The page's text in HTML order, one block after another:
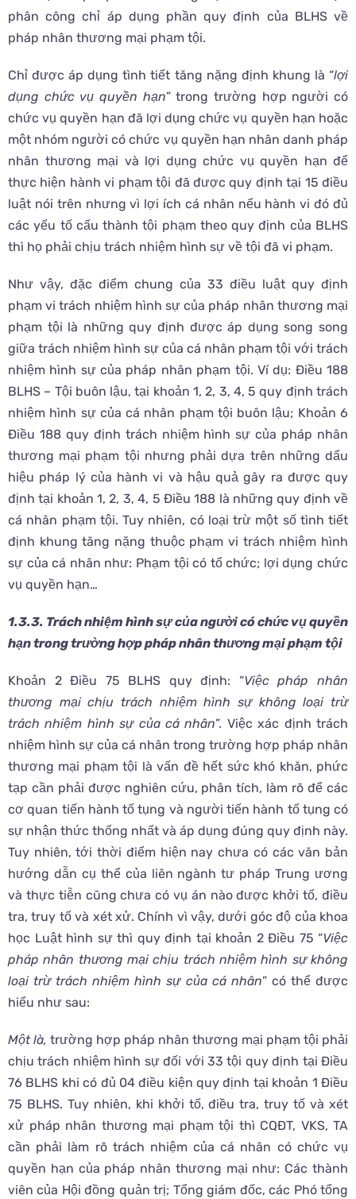
phân công chỉ áp dụng phần quy định của BLHS về
pháp nhân thương mại phạm tội.
Chỉ được áp dụng tình tiết tăng nặng định khung là “lợi
dụng chức vụ quyền hạn” trong trường hợp người có
chức vụ quyền hạn đã lợi dụng chức vụ quyền hạn hoặc
một nhóm người có chức vụ quyền hạn nhân danh pháp
nhân thương mại và lợi dụng chức vụ quyền hạn để
thực hiện hành vi phạm tội đã được quy định tại 15 điều
luật nói trên nhưng vì lợi ích cá nhân nếu hành vi đó đủ
các yếu tố cấu thành tội phạm theo quy định của BLHS
thì họ phải chịu trách nhiệm hình sự về tội đã vi phạm.
Như vậy, đặc điểm chung của 33 điều luật quy định
phạm vi trách nhiệm hình sự của pháp nhân thương mại
phạm tội là những quy định được áp dụng song song
giữa trách nhiệm hình sự của cá nhân phạm tội với trách
nhiệm hình sự của pháp nhân phạm tội. Ví dụ: Điều 188
BLHS – Tội buôn lậu, tại khoản 1, 2, 3, 4, 5 quy định trách
nhiệm hình sự của cá nhân phạm tội buôn lậu; Khoản 6
Điều 188 quy định trách nhiệm hình sự của pháp nhân
thương mại phạm tội nhưng phải dựa trên những dấu
hiệu pháp lý của hành vi và hậu quả gây ra được quy
định tại khoản 1, 2, 3, 4, 5 Điều 188 là những quy định về
cá nhân phạm tội. Tuy nhiên, có loại trừ một số tình tiết
định khung tăng nặng thuộc phạm vi trách nhiệm hình
sự của cá nhân như: Phạm tội có tổ chức; lợi dụng chức
vụ quyền hạn…
1.3.3. Trách nhiệm hình sự của người có chức vụ quyền
hạn trong trường hợp pháp nhân thương mại phạm tội
Khoản 2 Điều 75 BLHS quy định: “Việc pháp nhân
thương mại chịu trách nhiệm hình sự không loại trừ
trách nhiệm hình sự của cá nhân”. Việc xác định trách
nhiệm hình sự của cá nhân trong trường hợp pháp nhân
thương mại phạm tội là vấn đề hết sức khó khăn, phức
tạp cần phải được nghiên cứu, phân tích, làm rõ để các
cơ quan tiến hành tố tụng và người tiến hành tố tụng có
sự nhận thức thống nhất và áp dụng đúng quy định này.
Tuy nhiên, tới thời điểm hiện nay chưa có các văn bản
hướng dẫn cụ thể của liên ngành tư pháp Trung ương
và thực tiễn cũng chưa có vụ án nào được khởi tố, điều
tra, truy tố và xét xử. Chính vì vậy, dưới góc độ của khoa
học Luật hình sự thì quy định tại khoản 2 Điều 75 “Việc
pháp nhân thương mại chịu trách nhiệm hình sự không
loại trừ trách nhiệm hình sự của cá nhân” có thể được
hiểu như sau:
Một là, trường hợp pháp nhân thương mại phạm tội phải
chịu trách nhiệm hình sự đối với 33 tội quy định tại Điều
76 BLHS khi có đủ 04 điều kiện quy định tại khoản 1 Điều
75 BLHS. Tuy nhiên, khi khởi tố, điều tra, truy tố và xét
xử pháp nhân thương mại phạm tội thì CQĐT, VKS, TA
cần phải làm rõ trách nhiệm của cá nhân có chức vụ
quyền hạn của pháp nhân thương mại như: Các thành
viên của Hội đồng quản trị; Tổng giám đốc, các Phó tổng